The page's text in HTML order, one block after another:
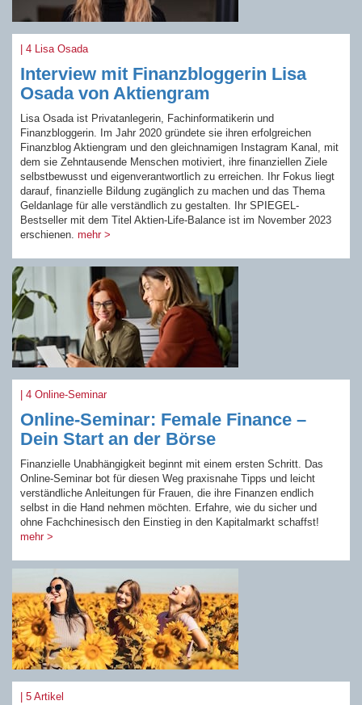
| 4 Lisa Osada
Interview mit Finanzbloggerin Lisa
Osada von Aktiengram
Lisa Osada ist Privatanlegerin, Fachinformatikerin und
Finanzbloggerin. Im Jahr 2020 gründete sie ihren erfolgreichen
Finanzblog Aktiengram und den gleichnamigen Instagram Kanal, mit
dem sie Zehntausende Menschen motiviert, ihre finanziellen Ziele
selbstbewusst und eigenverantwortlich zu erreichen. Ihr Fokus liegt
darauf, finanzielle Bildung zugänglich zu machen und das Thema
Geldanlage für alle verständlich zu gestalten. Ihr SPIEGEL-
Bestseller mit dem Titel Aktien-Life-Balance ist im November 2023
erschienen. mehr >
| 4 Online-Seminar
Online-Seminar: Female Finance –
Dein Start an der Börse
Finanzielle Unabhängigkeit beginnt mit einem ersten Schritt. Das
Online-Seminar bot für diesen Weg praxisnahe Tipps und leicht
verständliche Anleitungen für Frauen, die ihre Finanzen endlich
selbst in die Hand nehmen möchten. Erfahre, wie du sicher und
ohne Fachchinesisch den Einstieg in den Kapitalmarkt schaffst!
mehr >
| 5 Artikel